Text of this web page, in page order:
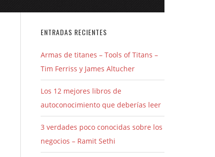
ENTRADAS RECIENTES
Armas de titanes – Tools of Titans –
Tim Ferriss y James Altucher
Los 12 mejores libros de
autoconocimiento que deberías leer
3 verdades poco conocidas sobre los
negocios – Ramit Sethi